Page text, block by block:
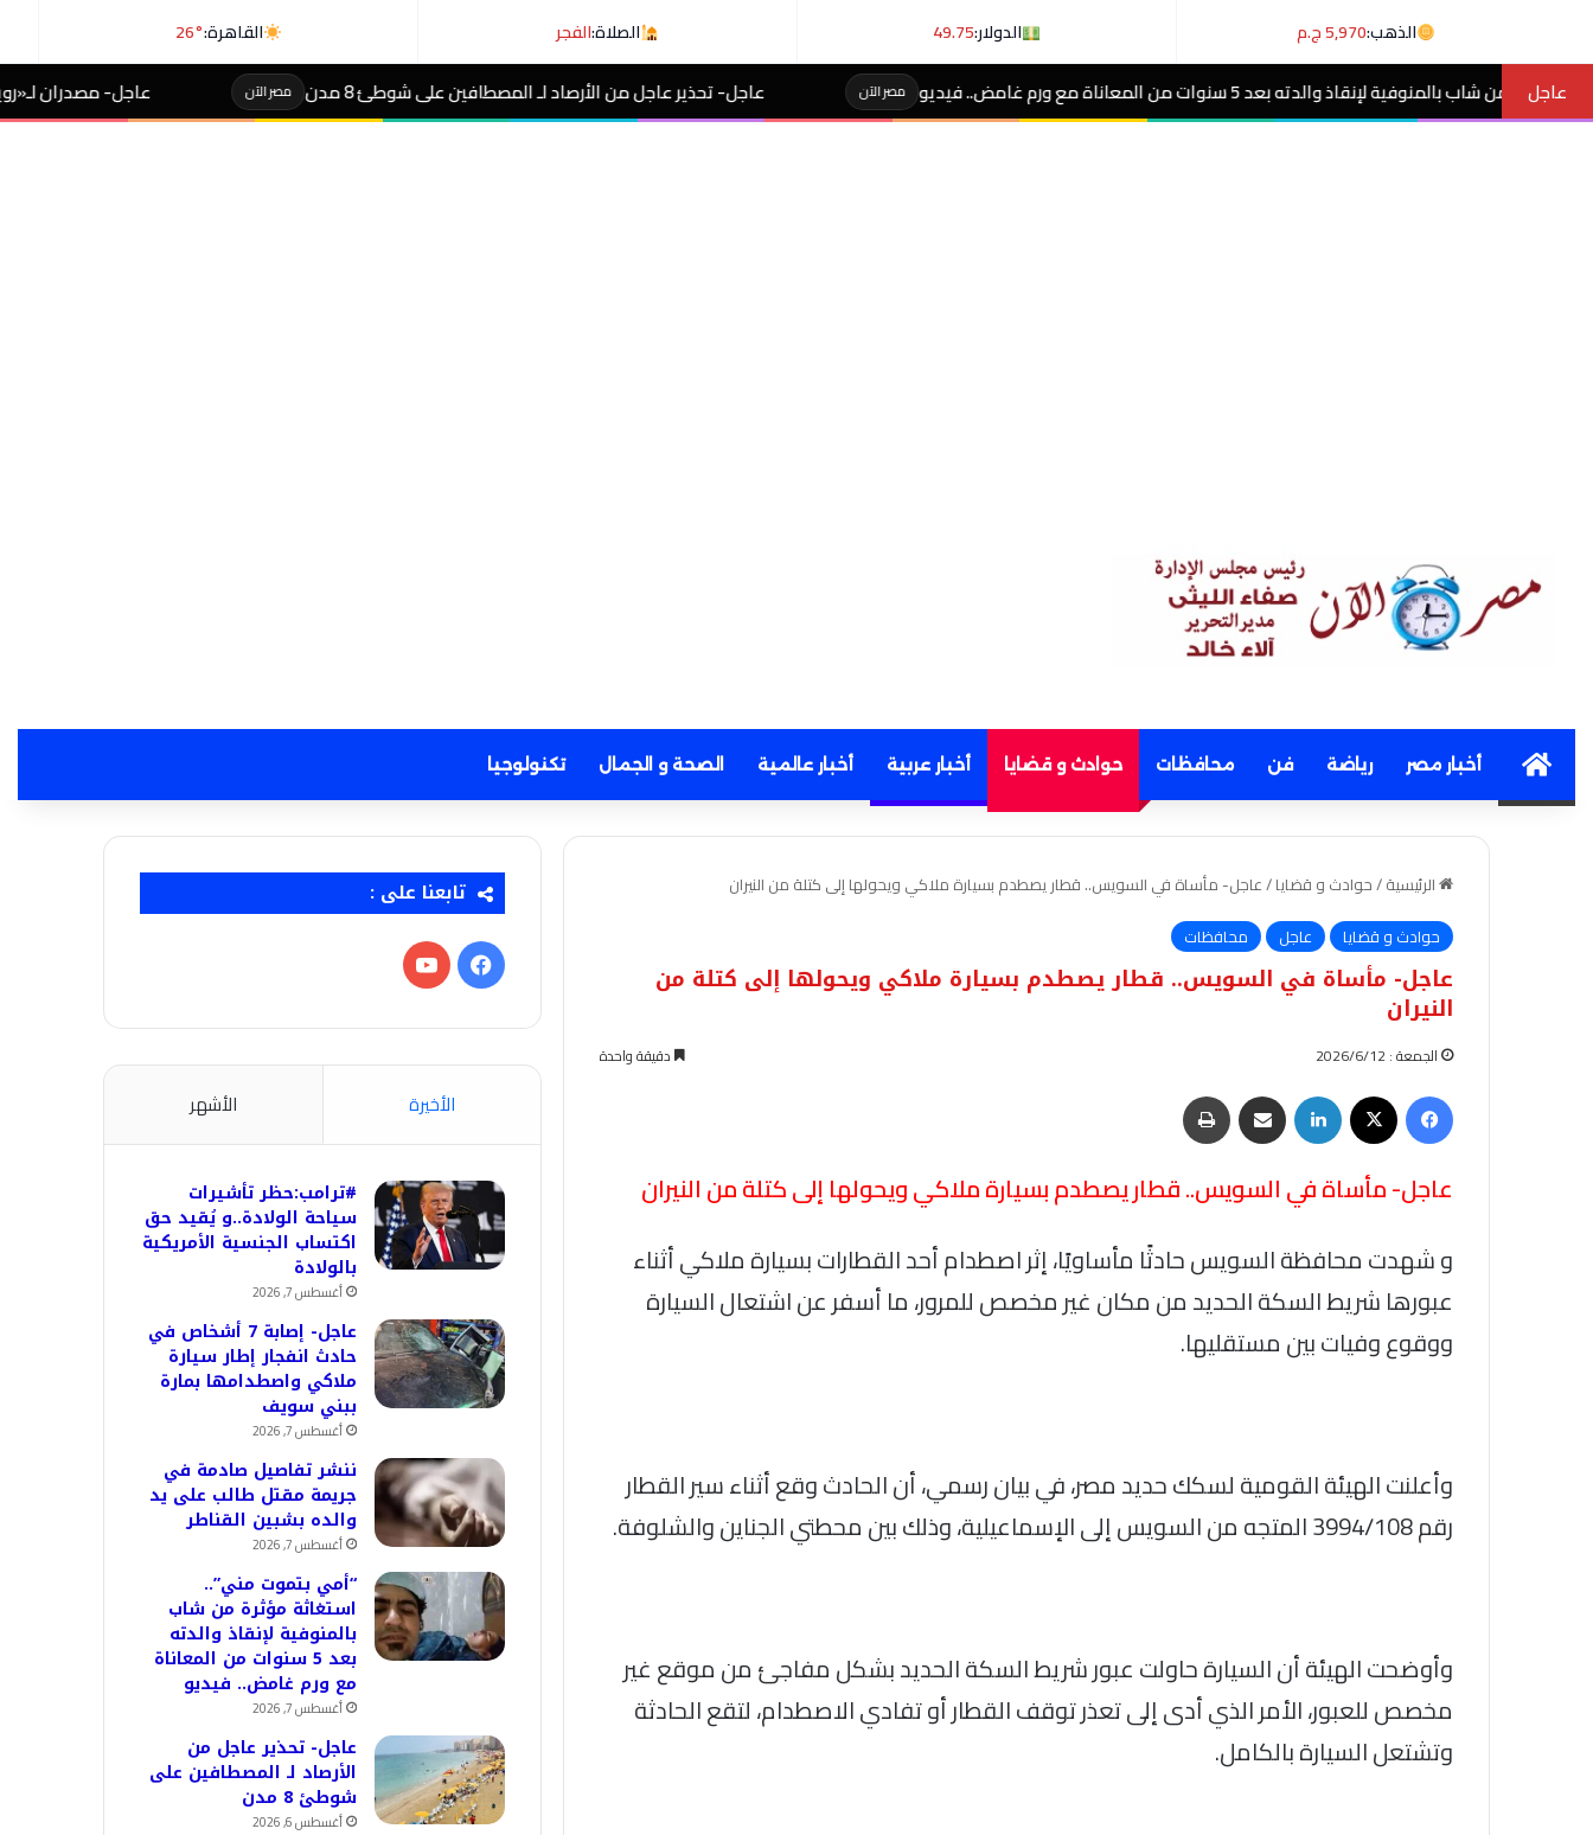
الذهب:5,970 ج.م الدولار:49.75 الصلاة:الفجر القاهرة:26°
عاجل
5 سنوات من المعاناة مع ورم غامض.. فيديو مصر الآن عاجل- تحذير عاجل من الأرصاد لـ المصطافين على شوطئ 8 مدن مصر الآن عاجل- مصدران لـ«رويترز»: السعودية
Homeأخبار مصر رياضة فن محافظات حوادث و قضايا أخبار عربية أخبار عالمية الصحة و الجمال تكنولوجيا
الرئيسية/حوادث و قضايا/عاجل- مأساة في السويس.. قطار يصطدم بسيارة ملاكي ويحولها إلى كتلة من النيران
حوادث و قضايا
عاجل محافظات
عاجل- مأساة في السويس.. قطار يصطدم بسيارة ملاكي ويحولها إلى كتلة من
النيران
الجمعة : 2026/6/12 دقيقة واحدة
فيسبوك لينكدإن مشاركة عبر البريد
عاجل- مأساة في السويس.. قطار يصطدم بسيارة ملاكي ويحولها إلى كتلة من النيران
و شهدت محافظة السويس حادثًا مأساويًا، إثر اصطدام أحد القطارات بسيارة ملاكي أثناء
عبورها شريط السكة الحديد من مكان غير مخصص للمرور، ما أسفر عن اشتعال السيارة
ووقوع وفيات بين مستقليها.
وأعلنت الهيئة القومية لسكك حديد مصر، في بيان رسمي، أن الحادث وقع أثناء سير القطار
رقم 3994/108 المتجه من السويس إلى الإسماعيلية، وذلك بين محطتي الجناين والشلوفة.
وأوضحت الهيئة أن السيارة حاولت عبور شريط السكة الحديد بشكل مفاجئ من موقع غير
مخصص للعبور، الأمر الذي أدى إلى تعذر توقف القطار أو تفادي الاصطدام، لتقع الحادثة
وتشتعل السيارة بالكامل.
تابعنا على :
فيسبوك‫YouTube
الأخيرة الأشهر
#ترامب:حظر تأشيرات
سياحة الولادة..و يُقيد حق
اكتساب الجنسية الأمريكية
بالولادة
أغسطس 7, 2026
عاجل- إصابة 7 أشخاص في
حادث انفجار إطار سيارة
ملاكي واصطدامها بمارة
ببني سويف
أغسطس 7, 2026
ننشر تفاصيل صادمة في
جريمة مقتل طالب على يد
والده بشبين القناطر
أغسطس 7, 2026
“أمي بتموت مني”..
استغاثة مؤثرة من شاب
بالمنوفية لإنقاذ والدته
بعد 5 سنوات من المعاناة
مع ورم غامض.. فيديو
أغسطس 7, 2026
عاجل- تحذير عاجل من
الأرصاد لـ المصطافين على
شوطئ 8 مدن
أغسطس 6, 2026